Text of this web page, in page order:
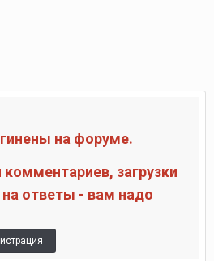
на форуме.
загрузки
ответы - вам надо